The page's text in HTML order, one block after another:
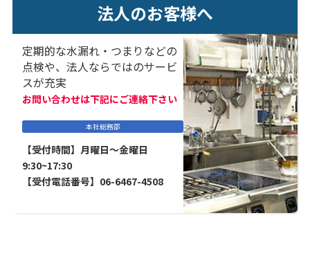
法人のお客様へ
定期的な水漏れ・つまりなどの
点検や、法人ならではのサービ
スが充実
お問い合わせは下記にご連絡下さい
本社総務部
【受付時間】月曜日～金曜日
9:30~17:30
【受付電話番号】06-6467-4508